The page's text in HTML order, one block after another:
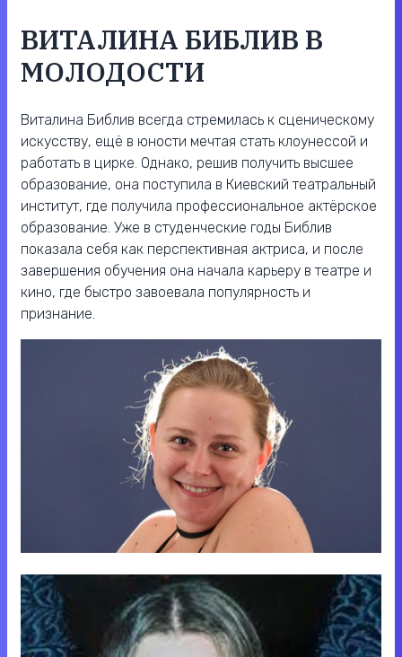
ВИТАЛИНА БИБЛИВ В
МОЛОДОСТИ
Виталина Библив всегда стремилась к сценическому
искусству, ещё в юности мечтая стать клоунессой и
работать в цирке. Однако, решив получить высшее
образование, она поступила в Киевский театральный
институт, где получила профессиональное актёрское
образование. Уже в студенческие годы Библив
показала себя как перспективная актриса, и после
завершения обучения она начала карьеру в театре и
кино, где быстро завоевала популярность и
признание.